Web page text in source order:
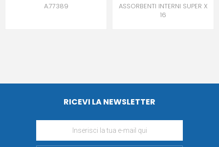
A.77389
ASSORBENTI INTERNI SUPER X
16
RICEVI LA NEWSLETTER